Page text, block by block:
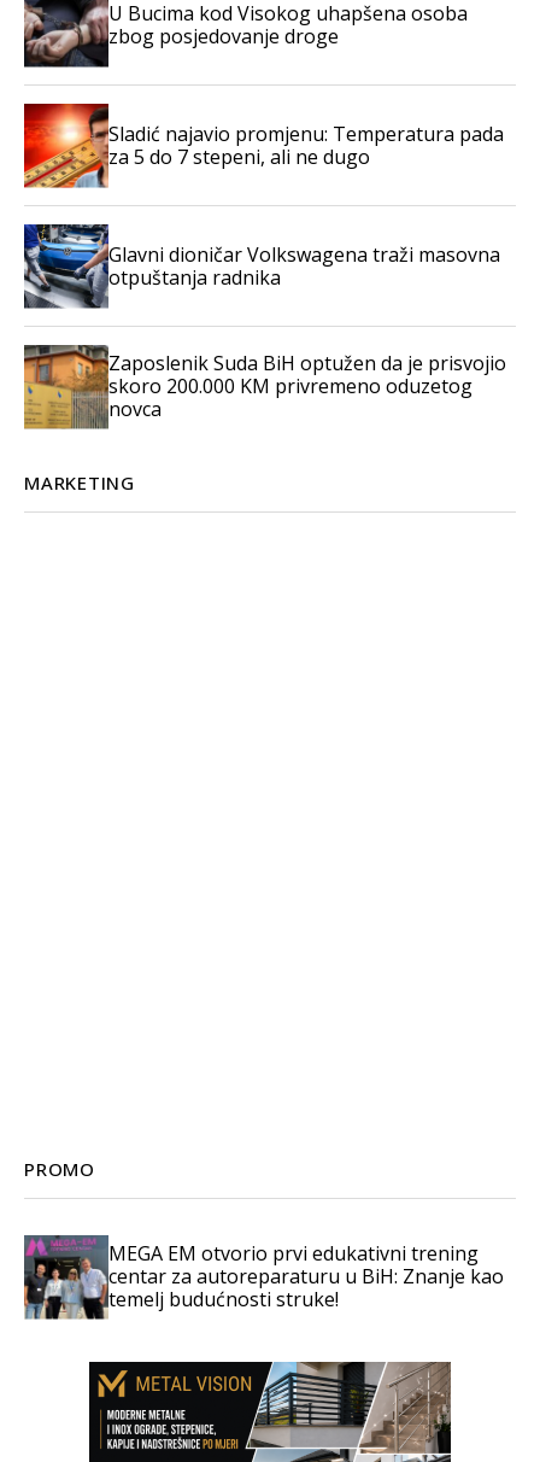
U Bucima kod Visokog uhapšena osoba
zbog posjedovanje droge
Sladić najavio promjenu: Temperatura pada
za 5 do 7 stepeni, ali ne dugo
Glavni dioničar Volkswagena traži masovna
otpuštanja radnika
Zaposlenik Suda BiH optužen da je prisvojio
skoro 200.000 KM privremeno oduzetog
novca
MARKETING
PROMO
MEGA EM otvorio prvi edukativni trening
centar za autoreparaturu u BiH: Znanje kao
temelj budućnosti struke!